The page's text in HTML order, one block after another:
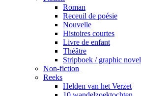
Roman
Receuil de poésie
Nouvelle
Histoires courtes
Livre de enfant
Théâtre
Stripboek / graphic novel
Non-fiction
Reeks
Helden van het Verzet